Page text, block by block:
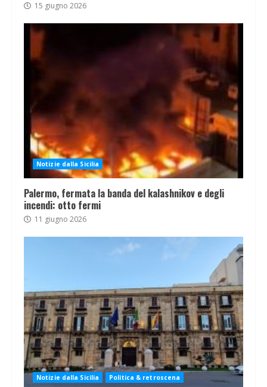
15 giugno 2026
Notizie dalla Sicilia
Palermo, fermata la banda del kalashnikov e degli
incendi: otto fermi
11 giugno 2026
Notizie dalla Sicilia Politica & retroscena